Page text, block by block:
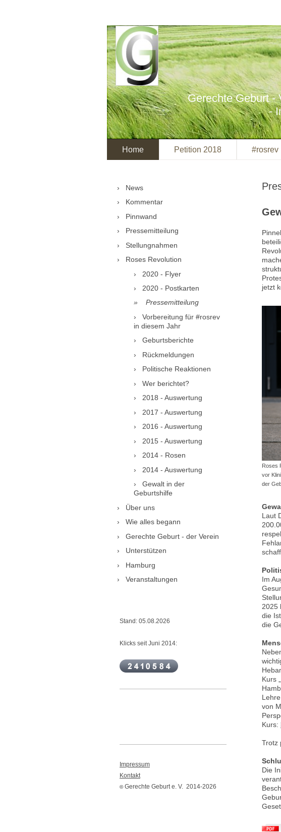
Gerechte Geburt -
-
Home Petition 2018 #rosrev
jetzt
Roses
vor
der
Laut
Im
2025
die
die
Kurs
von
Kurs:
Trotz
Die
News
Kommentar
Pinnwand
Pressemitteilung
Stellungnahmen
Roses Revolution
2020 - Flyer
2020 - Postkarten
Pressemitteilung
Vorbereitung für #rosrev
in diesem Jahr
Geburtsberichte
Rückmeldungen
Politische Reaktionen
Wer berichtet?
2018 - Auswertung
2017 - Auswertung
2016 - Auswertung
2015 - Auswertung
2014 - Rosen
2014 - Auswertung
Gewalt in der
Geburtshilfe
Über uns
Wie alles begann
Gerechte Geburt - der Verein
Unterstützen
Hamburg
Veranstaltungen
Stand: 05.08.2026
Klicks seit Juni 2014:
Impressum
Kontakt
©Gerechte Geburt e. V. 2014-2026